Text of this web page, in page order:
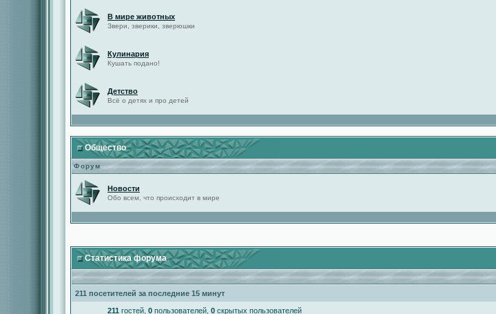
В мире животных
Звери, зверики, зверюшки
Кулинария
Кушать подано!
Детство
Всё о детях и про детей
Общество
Форум
Новости
Обо всем, что происходит в мире
Статистика форума
211 посетителей за последние 15 минут
211 гостей, 0 пользователей, 0 скрытых пользователей